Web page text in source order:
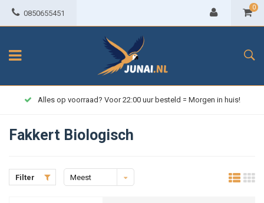
0850655451
0
Alles op voorraad? Voor 22:00 uur besteld = Morgen in huis!
Fakkert Biologisch
Filter
Meest